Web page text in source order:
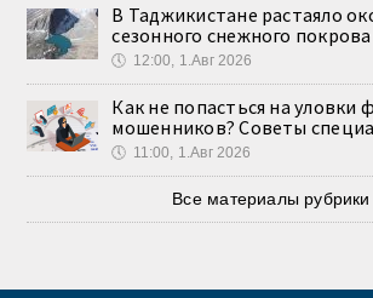
В Таджикистане растаяло
сезонного снежного покрова
🕔 12:00, 1.Авг 2026
Как не попасться на уловки
мошенников? Советы
🕔 11:00, 1.Авг 2026
Все материалы рубрики